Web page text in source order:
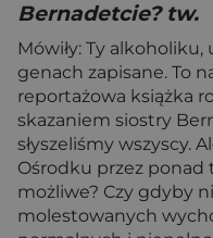
Bernadetcie? tw.
Mówiły: Ty alkoholiku,
genach zapisane. To
reportażowa książka
skazaniem siostry
słyszeliśmy wszyscy.
Ośrodku przez ponad
możliwe? Czy gdyby
molestowanych